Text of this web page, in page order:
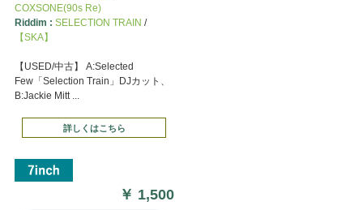
COXSONE(90s Re)
Riddim : SELECTION TRAIN /
【SKA】
【USED/中古】 A:Selected
Few「Selection Train」DJカット、
B:Jackie Mitt ...
詳しくはこちら
￥ 1,500